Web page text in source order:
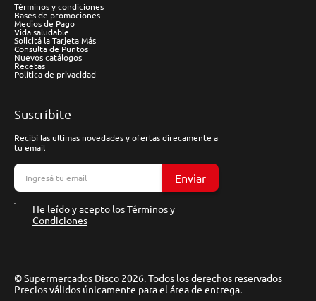
Términos y condiciones
Bases de promociones
Medios de Pago
Vida saludable
Solicitá la Tarjeta Más
Consulta de Puntos
Nuevos catálogos
Recetas
Política de privacidad
Suscríbite
Recibí las ultimas novedades y ofertas direcamente a
tu email
Enviar
He leído y acepto losTérminos y
Condiciones
© Supermercados Disco 2026. Todos los derechos reservados
Precios válidos únicamente para el área de entrega.